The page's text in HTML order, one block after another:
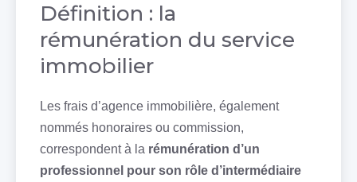
Définition : la
rémunération du service
immobilier
Les frais d’agence immobilière, également
nommés honoraires ou commission,
correspondent à la rémunération d’un
professionnel pour son rôle d’intermédiaire